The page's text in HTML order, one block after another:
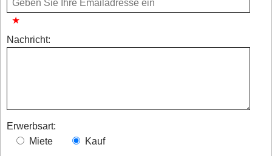
Nachricht:
Erwerbsart:
Miete
Kauf